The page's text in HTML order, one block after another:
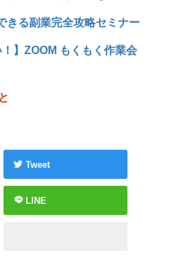
きる副業完全攻略セミナー
！】ZOOM もくもく作業会
Tweet
LINE